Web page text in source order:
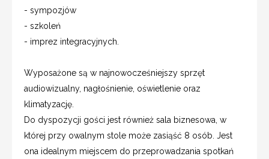
- sympozjów
- szkoleń
- imprez integracyjnych.
Wyposażone są w najnowocześniejszy sprzęt
audiowizualny, nagłośnienie, oświetlenie oraz
klimatyzację.
Do dyspozycji gości jest również sala biznesowa, w
której przy owalnym stole może zasiąść 8 osób. Jest
ona idealnym miejscem do przeprowadzania spotkań